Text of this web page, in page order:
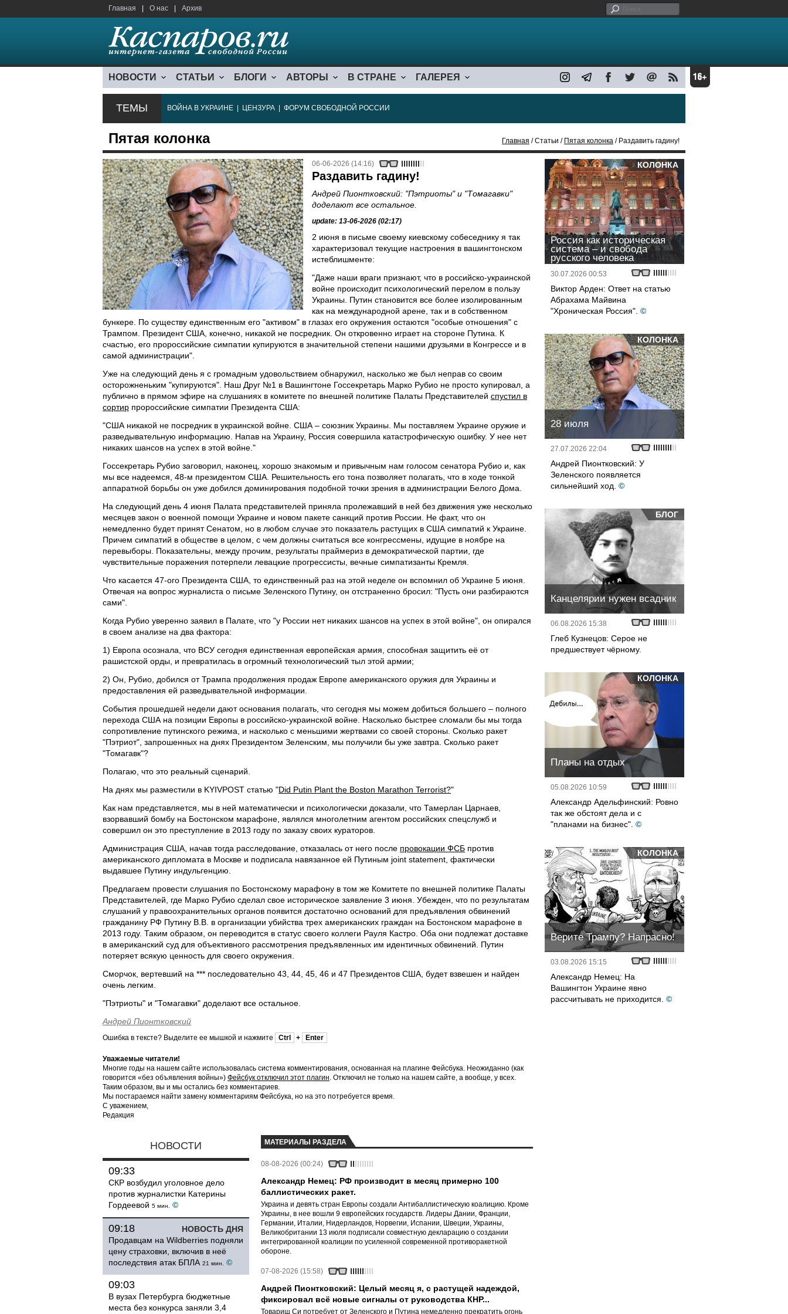
Главная О нас Архив
НОВОСТИ СТАТЬИ БЛОГИ АВТОРЫ В СТРАНЕ ГАЛЕРЕЯ
ТЕМЫ ВОЙНА В УКРАИНЕ ЦЕНЗУРА ФОРУМ СВОБОДНОЙ РОССИИ
Пятая колонка Главная / Статьи / Пятая колонка / Раздавить гадину!
06-06-2026 (14:16)
Раздавить гадину!
Андрей Пионтковский: "Пэтриоты" и "Томагавки"
доделают все остальное.
update: 13-06-2026 (02:17)
2 июня в письме своему киевскому собеседнику я так
характеризовал текущие настроения в вашингтонском
истеблишменте:
"Даже наши враги признают, что в российско-украинской
войне происходит психологический перелом в пользу
Украины. Путин становится все более изолированным
как на международной арене, так и в собственном
бункере. По существу единственным его "активом" в глазах его окружения остаются "особые отношения" с
Трампом. Президент США, конечно, никакой не посредник. Он откровенно играет на стороне Путина. К
счастью, его пророссийские симпатии купируются в значительной степени нашими друзьями в Конгрессе и в
самой администрации".
Уже на следующий день я с громадным удовольствием обнаружил, насколько же был неправ со своим
осторожненьким "купируются". Наш Друг №1 в Вашингтоне Госсекретарь Марко Рубио не просто купировал, а
публично в прямом эфире на слушаниях в комитете по внешней политике Палаты Представителей спустил в
сортир пророссийские симпатии Президента США:
"США никакой не посредник в украинской войне. США – союзник Украины. Мы поставляем Украине оружие и
разведывательную информацию. Напав на Украину, Россия совершила катастрофическую ошибку. У нее нет
никаких шансов на успех в этой войне."
Госсекретарь Рубио заговорил, наконец, хорошо знакомым и привычным нам голосом сенатора Рубио и, как
мы все надеемся, 48-м президентом США. Решительность его тона позволяет полагать, что в ходе тонкой
аппаратной борьбы он уже добился доминирования подобной точки зрения в администрации Белого Дома.
На следующий день 4 июня Палата представителей приняла пролежавший в ней без движения уже несколько
месяцев закон о военной помощи Украине и новом пакете санкций против России. Не факт, что он
немедленно будет принят Сенатом, но в любом случае это показатель растущих в США симпатий к Украине.
Причем симпатий в обществе в целом, с чем должны считаться все конгрессмены, идущие в ноябре на
перевыборы. Показательны, между прочим, результаты праймериз в демократической партии, где
чувствительные поражения потерпели левацкие прогрессисты, вечные симпатизанты Кремля.
Что касается 47-ого Президента США, то единственный раз на этой неделе он вспомнил об Украине 5 июня.
Отвечая на вопрос журналиста о письме Зеленского Путину, он отстраненно бросил: "Пусть они разбираются
сами".
Когда Рубио уверенно заявил в Палате, что "у России нет никаких шансов на успех в этой войне", он опирался
в своем анализе на два фактора:
1) Европа осознала, что ВСУ сегодня единственная европейская армия, способная защитить её от
рашистской орды, и превратилась в огромный технологический тыл этой армии;
2) Он, Рубио, добился от Трампа продолжения продаж Европе американского оружия для Украины и
предоставления ей разведывательной информации.
События прошедшей недели дают основания полагать, что сегодня мы можем добиться большего – полного
перехода США на позиции Европы в российско-украинской войне. Насколько быстрее сломали бы мы тогда
сопротивление путинского режима, и насколько с меньшими жертвами со своей стороны. Сколько ракет
"Пэтриот", запрошенных на днях Президентом Зеленским, мы получили бы уже завтра. Сколько ракет
"Томагавк"?
Полагаю, что это реальный сценарий.
На днях мы разместили в KYIVPOST статью "Did Putin Plant the Boston Marathon Terrorist?"
Как нам представляется, мы в ней математически и психологически доказали, что Тамерлан Царнаев,
взорвавший бомбу на Бостонском марафоне, являлся многолетним агентом российских спецслужб и
совершил он это преступление в 2013 году по заказу своих кураторов.
Администрация США, начав тогда расследование, отказалась от него после провокации ФСБ против
американского дипломата в Москве и подписала навязанное ей Путиным joint statement, фактически
выдавшее Путину индульгенцию.
Предлагаем провести слушания по Бостонскому марафону в том же Комитете по внешней политике Палаты
Представителей, где Марко Рубио сделал свое историческое заявление 3 июня. Убежден, что по результатам
слушаний у правоохранительных органов появится достаточно оснований для предъявления обвинений
гражданину РФ Путину В.В. в организации убийства трех американских граждан на Бостонском марафоне в
2013 году. Таким образом, он переводится в статус своего коллеги Рауля Кастро. Оба они подлежат доставке
в американский суд для объективного рассмотрения предъявленных им идентичных обвинений. Путин
потеряет всякую ценность для своего окружения.
Сморчок, вертевший на *** последовательно 43, 44, 45, 46 и 47 Президентов США, будет взвешен и найден
очень легким.
"Пэтриоты" и "Томагавки" доделают все остальное.
Андрей Пионтковский
Ошибка в тексте? Выделите ее мышкой и нажмите Ctrl + Enter
Уважаемые читатели!
Многие годы на нашем сайте использовалась система комментирования, основанная на плагине Фейсбука. Неожиданно (как
говорится «без объявления войны») Фейсбук отключил этот плагин. Отключил не только на нашем сайте, а вообще, у всех.
Таким образом, вы и мы остались без комментариев.
Мы постараемся найти замену комментариям Фейсбука, но на это потребуется время.
С уважением,
Редакция
НОВОСТИ
09:33
СКР возбудил уголовное дело
против журналистки Катерины
Гордеевой 5 мин. ©
НОВОСТЬ ДНЯ
09:18
Продавцам на Wildberries подняли
цену страховки, включив в неё
последствия атак БПЛА 21 мин. ©
09:03
В вузах Петербурга бюджетные
места без конкурса заняли 3,4
МАТЕРИАЛЫ РАЗДЕЛА
08-08-2026 (00:24)
Александр Немец: РФ производит в месяц примерно 100
баллистических ракет.
Украина и девять стран Европы создали Антибаллистическую коалицию. Кроме
Украины, в нее вошли 9 европейских государств. Лидеры Дании, Франции,
Германии, Италии, Нидерландов, Норвегии, Испании, Швеции, Украины,
Великобритании 13 июля подписали совместную декларацию о создании
интегрированной коалиции по усиленной современной противоракетной
обороне.
07-08-2026 (15:58)
Андрей Пионтковский: Целый месяц я, с растущей надеждой,
фиксировал всё новые сигналы от руководства КНР...
Товарищ Си потребует от Зеленского и Путина немедленно прекратить огонь
КОЛОНКА
Россия как историческая
система – и свобода
русского человека
30.07.2026 00:53
Виктор Арден: Ответ на статью
Абрахама Майвина
"Хроническая Россия". ©
КОЛОНКА
28 июля
27.07.2026 22:04
Андрей Пионтковский: У
Зеленского появляется
сильнейший ход. ©
БЛОГ
Канцелярии нужен всадник
06.08.2026 15:38
Глеб Кузнецов: Серое не
предшествует чёрному.
КОЛОНКА
Планы на отдых
05.08.2026 10:59
Александр Адельфинский: Ровно
так же обстоят дела и с
"планами на бизнес". ©
КОЛОНКА
Верите Трампу? Напрасно!
03.08.2026 15:15
Александр Немец: На
Вашингтон Украине явно
рассчитывать не приходится. ©